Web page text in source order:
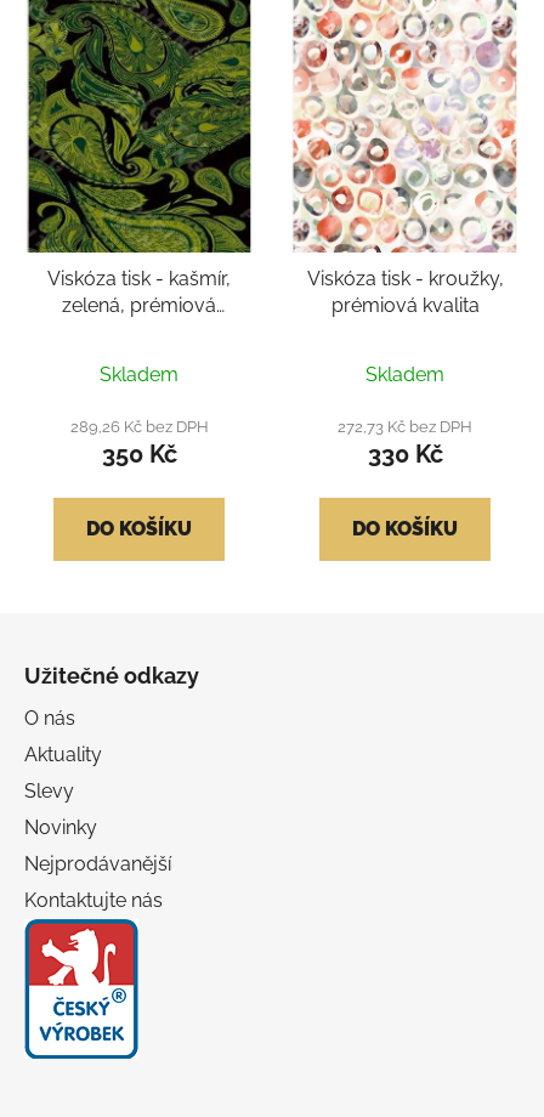
Viskóza tisk - kašmír,
zelená, prémiová
hodnocení
produktu
je
z
Skladem
289,26 Kč bez DPH
350 Kč
DO KOŠÍKU
Viskóza tisk - kroužky,
prémiová kvalita
hodnocení
produktu
je
z
Skladem
272,73 Kč bez DPH
330 Kč
DO KOŠÍKU
Užitečné odkazy
O nás
Aktuality
Slevy
Novinky
Nejprodávanější
Kontaktujte nás